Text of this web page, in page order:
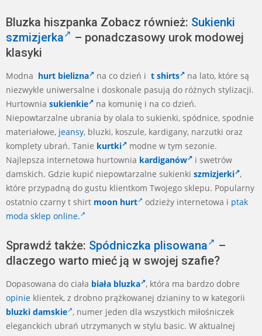
Bluzka hiszpanka Zobacz również: Sukienki
szmizjerka
– ponadczasowy urok modowej
klasyki
Modna hurt bielizna na co dzień i t shirts
na lato, które są
niezwykle uniwersalne i doskonale pasują do różnych stylizacji.
Hurtownia sukienkie
na komunię i na co dzień.
Niepowtarzalne ubrania by olala to sukienki, spódnice, spodnie
materiałowe, jeansy, bluzki, koszule, kardigany, narzutki oraz
komplety ubrań. Tanie kurtki
modne w tym sezonie.
Najlepsza internetowa hurtownia kardiganów
i swetrów
damskich. Gdzie kupić niepowtarzalne sukienki szmizjerki ,
które przypadną do gustu klientkom Twojego sklepu. Popularny
ostatnio czarny t shirt moon hurt odzieży internetowa i ptak
moda sklep online.
Sprawdź także: Spódniczka plisowana
–
dlaczego warto mieć ją w swojej szafie?
Dopasowana do ciała biała bluzka , która ma bardzo dobre
opinie klientek, z drobno prążkowanej dzianiny to w kategorii
bluzki damskie , numer jeden dla wszystkich miłośniczek
eleganckich ubrań utrzymanych w stylu basic. W aktualnej